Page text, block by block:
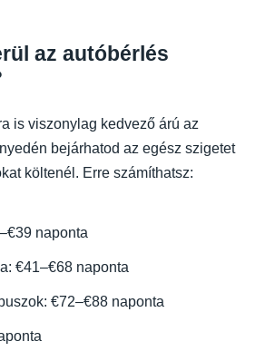
az autóbérlés
is viszonylag kedvező árú az
bejárhatod az egész szigetet
költenél. Erre számíthatsz:
naponta
€41–€68 naponta
€72–€88 naponta